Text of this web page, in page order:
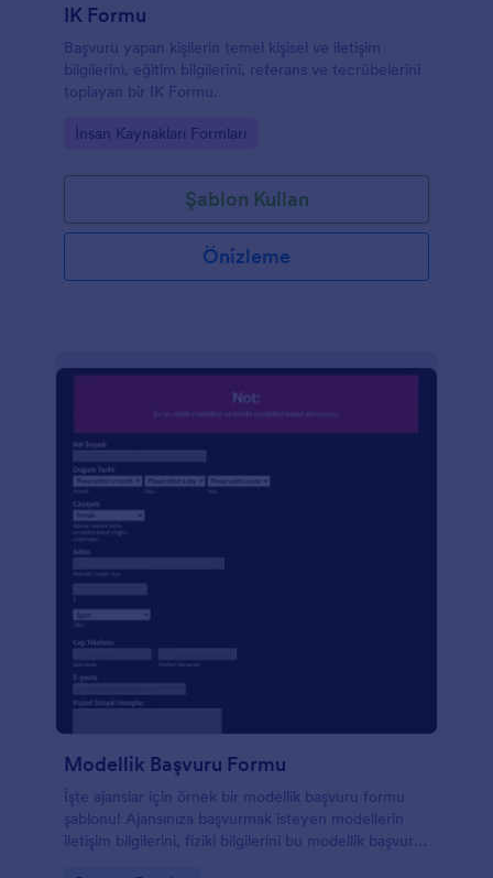
IK Formu
Başvuru yapan kişilerin temel kişisel ve iletişim
bilgilerini, eğitim bilgilerini, referans ve tecrübelerini
toplayan bir IK Formu.
Go to Category:
İnsan Kaynakları Formları
Şablon Kullan
Önizleme
Modellik Başvuru Formu
İşte ajanslar için örnek bir modellik başvuru formu
şablonu! Ajansınıza başvurmak isteyen modellerin
iletişim bilgilerini, fiziki bilgilerini bu modellik başvuru